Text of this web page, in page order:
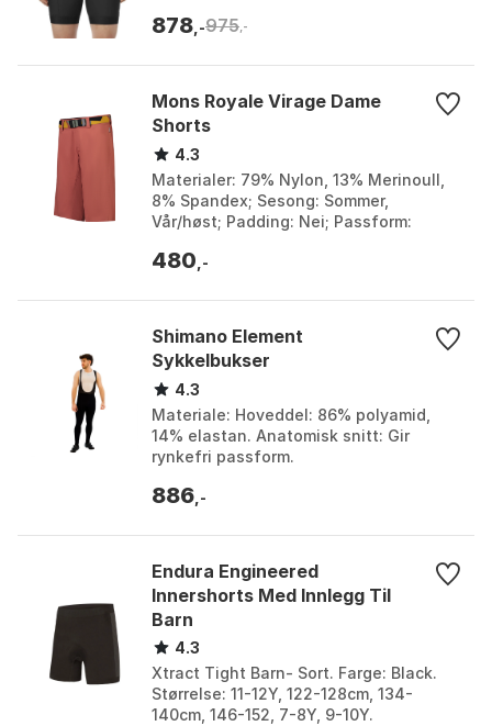
878 ,-975,-
Mons Royale Virage Dame
Shorts
4.3
Materialer: 79% Nylon, 13% Merinoull,
8% Spandex; Sesong: Sommer,
Vår/høst; Padding: Nei; Passform:
Størrelse: S, XS.
480 ,-
Shimano Element
Sykkelbukser
4.3
Materiale: Hoveddel: 86% polyamid,
14% elastan. Anatomisk snitt: Gir
rynkefri passform.
tørr. Refleksdetaljer: Øker synlig...
886 ,-
Endura Engineered
Innershorts Med Innlegg Til
Barn
4.3
Xtract Tight Barn- Sort. Farge: Black.
Størrelse: 11-12Y, 122-128cm, 134-
140cm, 146-152, 7-8Y, 9-10Y.